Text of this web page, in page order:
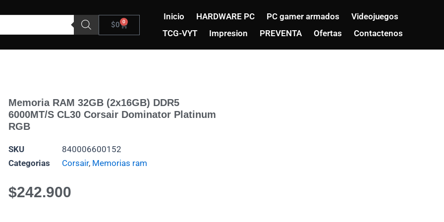
$0 0
Carrito
Inicio HARDWARE PC PC gamer armados
Videojuegos
TCG-VYT
Impresion PREVENTA Ofertas Contactenos
Memoria RAM 32GB (2x16GB) DDR5
6000MT/s CL30 Corsair Dominator Platinum
RGB
SKU
840006600152
Categorias
Corsair, Memorias ram
$242.900